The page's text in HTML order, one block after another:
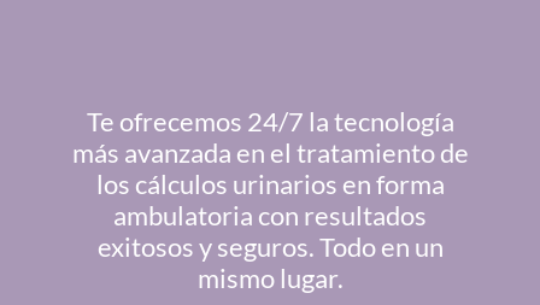
Te ofrecemos 24/7 la tecnología
más avanzada en el tratamiento de
los cálculos urinarios en forma
ambulatoria con resultados
exitosos y seguros. Todo en un
mismo lugar.